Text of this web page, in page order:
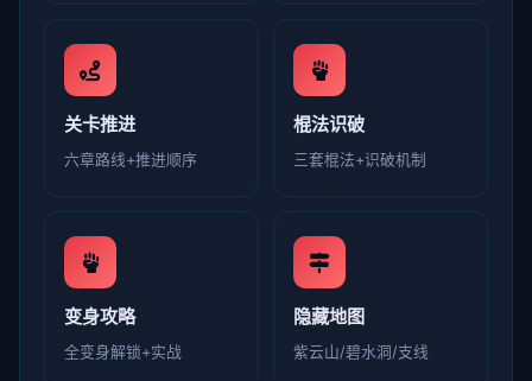
关卡推进
六章路线+推进顺序
棍法识破
三套棍法+识破机制
变身攻略
全变身解锁+实战
隐藏地图
紫云山/碧水洞/支线